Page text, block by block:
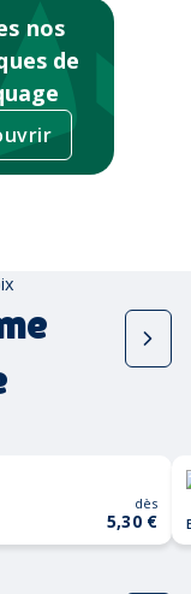
nos
de
dès
5,30 €